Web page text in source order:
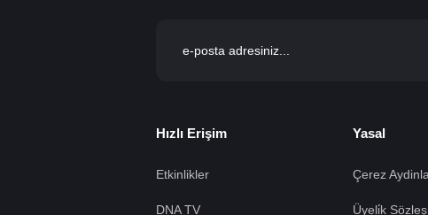
Hızlı Erişim
Etkinlikler
DNA TV
Yasal
Çerez
Üyeli̇k